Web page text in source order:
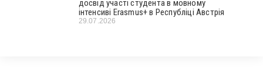
досвід участі студента в мовному
інтенсиві Erasmus+ в Республіці Австрія
29.07.2026